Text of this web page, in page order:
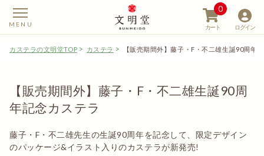
ログイン
カート
0
カステラの文明堂TOP カステラ 【販売期間外】藤子・F・不二雄生誕90周年
【販売期間外】藤子・F・不二雄生誕90周
年記念カステラ
藤子・F・不二雄先生の生誕90周年を記念して、限定デザイン
のパッケージ&イラスト入りのカステラが新発売!